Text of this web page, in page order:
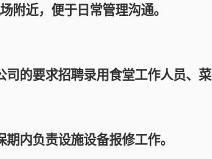
近，便于日常管理沟通。
的要求招聘录用食堂工作人员、菜
内负责设施设备报修工作。